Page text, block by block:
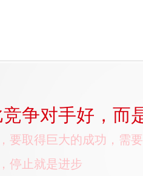
争对手好，而
要取得巨大的成功，需要
停止就是进步